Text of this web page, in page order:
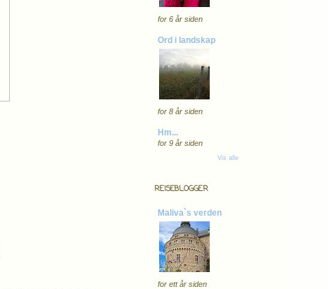
for 6 år siden
Ord i landskap
for 8 år siden
Hm...
for 9 år siden
Vis alle
REISEBLOGGER
Maliva`s verden
for ett år siden